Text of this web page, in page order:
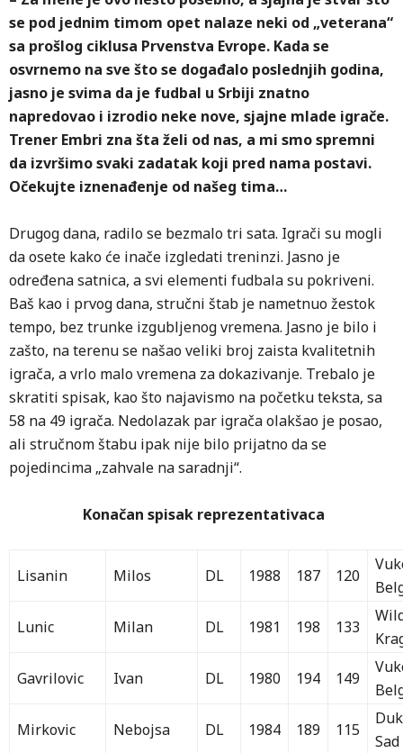
se pod jednim timom opet nalaze neki od „veterana“
sa prošlog ciklusa Prvenstva Evrope. Kada se
osvrnemo na sve što se događalo poslednjih godina,
jasno je svima da je fudbal u Srbiji znatno
napredovao i izrodio neke nove, sjajne mlade igrače.
Trener Embri zna šta želi od nas, a mi smo spremni
da izvršimo svaki zadatak koji pred nama postavi.
Očekujte iznenađenje od našeg tima…
Drugog dana, radilo se bezmalo tri sata. Igrači su mogli
da osete kako će inače izgledati treninzi. Jasno je
određena satnica, a svi elementi fudbala su pokriveni.
Baš kao i prvog dana, stručni štab je nametnuo žestok
tempo, bez trunke izgubljenog vremena. Jasno je bilo i
zašto, na terenu se našao veliki broj zaista kvalitetnih
igrača, a vrlo malo vremena za dokazivanje. Trebalo je
skratiti spisak, kao što najavismo na početku teksta, sa
58 na 49 igrača. Nedolazak par igrača olakšao je posao,
ali stručnom štabu ipak nije bilo prijatno da se
pojedincima „zahvale na saradnji“.
Konačan spisak reprezentativaca
Lisanin Milos DL 1988 187 120
Lunic
Milan DL 1981 198 133
Gavrilovic
Ivan DL 1980 194 149
Mirkovic
Nebojsa DL 1984 189 115
Sad